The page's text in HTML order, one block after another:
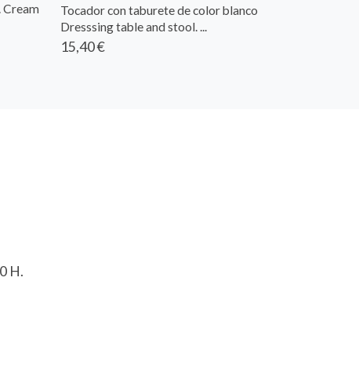
Cream
Tocador con taburete de color blanco
Dresssing table and stool. ...
15,40 €
H.